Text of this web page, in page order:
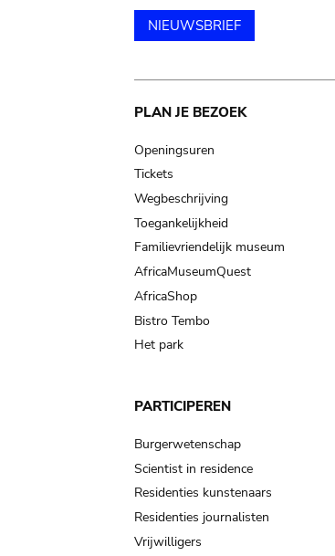
NIEUWSBRIEF
Main
navigation
PLAN JE BEZOEK
Openingsuren
Tickets
Wegbeschrijving
Toegankelijkheid
Familievriendelijk museum
AfricaMuseumQuest
AfricaShop
Bistro Tembo
Het park
PARTICIPEREN
Burgerwetenschap
Scientist in residence
Residenties kunstenaars
Residenties journalisten
Vrijwilligers